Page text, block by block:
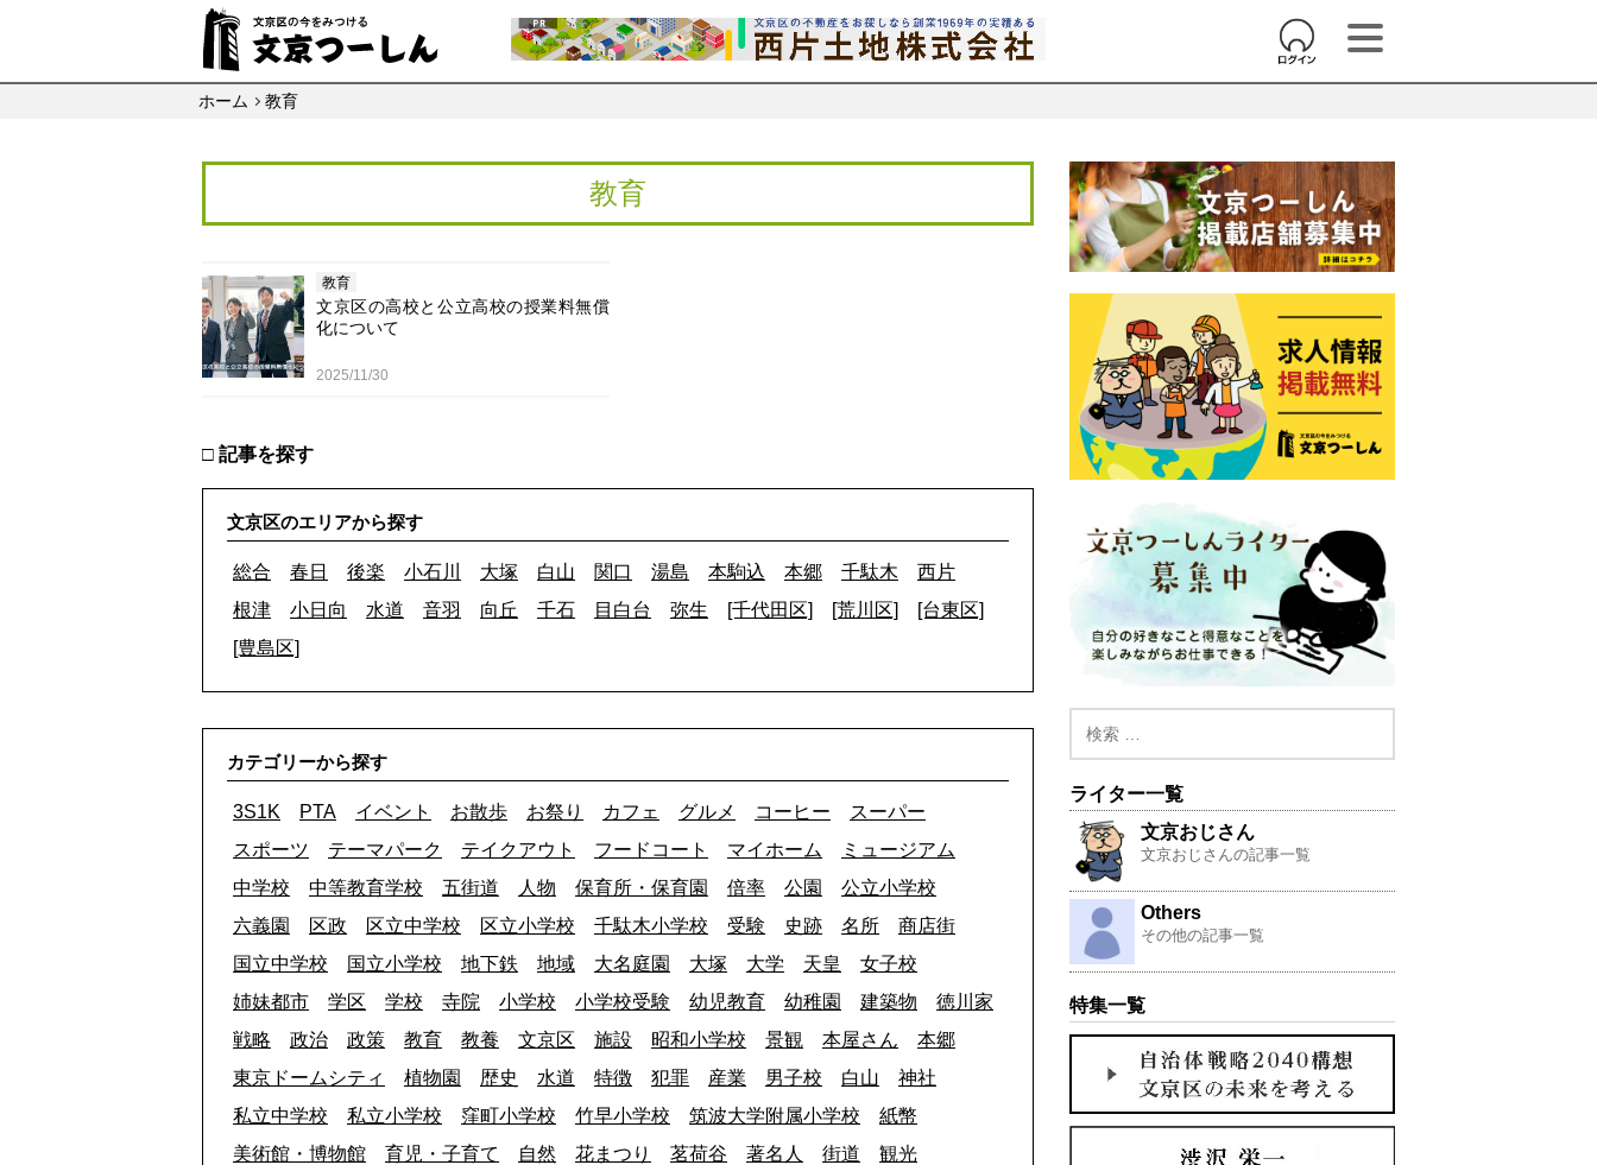
ホーム 教育
教育
教育
文京区の高校と公立高校の授業料無償
化について
2025/11/30
□ 記事を探す
文京区のエリアから探す
総合 春日 後楽 小石川 大塚 白山 関口 湯島 本駒込 本郷 千駄木
西片
根津
小日向 水道 音羽 向丘 千石 目白台 弥生 [千代田区] [荒川区]
[台東区]
[豊島区]
カテゴリーから探す
3S1K PTA イベント お散歩 お祭り カフェ グルメ コーヒー
スーパー
スポーツ
テーマパーク テイクアウト フードコート マイホーム
ミュージアム
中学校
中等教育学校 五街道 人物 保育所・保育園 倍率 公園
公立小学校
六義園
区政 区立中学校 区立小学校 千駄木小学校 受験 史跡 名所
商店街
国立中学校
国立小学校 地下鉄 地域 大名庭園 大塚 大学 天皇
女子校
姉妹都市
学区 学校 寺院 小学校 小学校受験 幼児教育 幼稚園 建築物
徳川家
戦略
政治 政策 教育 教養 文京区 施設 昭和小学校 景観 本屋さん
本郷
東京ドームシティ
植物園 歴史 水道 特徴 犯罪 産業 男子校 白山
神社
私立中学校
私立小学校 窪町小学校 竹早小学校 筑波大学附属小学校
紙幣
美術館・博物館
育児・子育て 自然 花まつり 茗荷谷 著名人 街道
観光
ライター一覧
文京おじさん
文京おじさんの記事一覧
Others
その他の記事一覧
特集一覧